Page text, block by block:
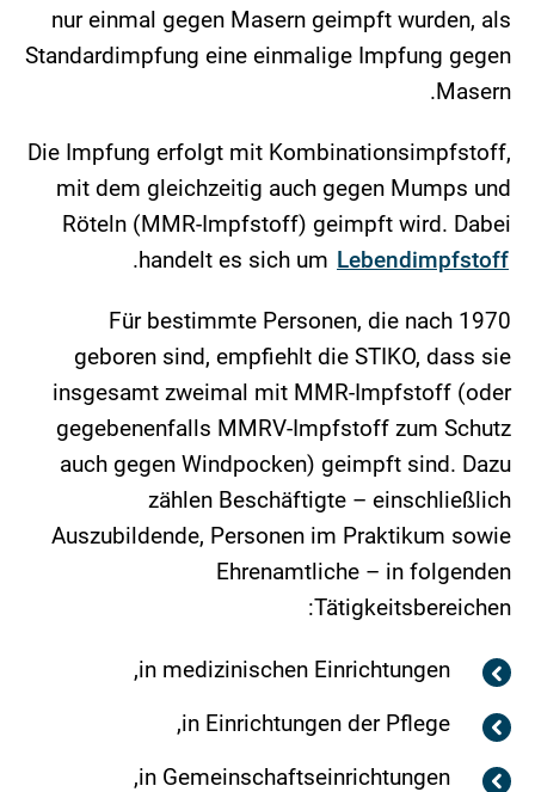
nur einmal gegen Masern geimpft wurden, als
Standardimpfung eine einmalige Impfung gegen
Masern.
Die Impfung erfolgt mit Kombinationsimpfstoff,
mit dem gleichzeitig auch gegen Mumps und
Röteln (MMR-Impfstoff) geimpft wird. Dabei
handelt es sich um Lebendimpfstoff
.
Für bestimmte Personen, die nach 1970
geboren sind, empfiehlt die STIKO, dass sie
insgesamt zweimal mit MMR-Impfstoff (oder
gegebenenfalls MMRV-Impfstoff zum Schutz
auch gegen Windpocken) geimpft sind. Dazu
zählen Beschäftigte – einschließlich
Auszubildende, Personen im Praktikum sowie
Ehrenamtliche – in folgenden
Tätigkeitsbereichen:
in medizinischen Einrichtungen,
in Einrichtungen der Pflege,
in Gemeinschaftseinrichtungen,